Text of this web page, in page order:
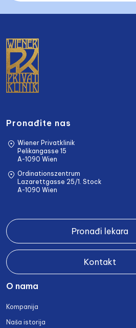
Pronađite nas
Wiener Privatklinik
Pelikangasse 15
A-1090 Wien
Ordinationszentrum
Lazarettgasse 25/1. Stock
A-1090 Wien
Pronađi lekara
Kontakt
O nama
Kompanija
Naša istorija